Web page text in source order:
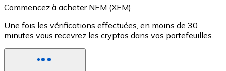
Commencez à acheter NEM (XEM)
Une fois les vérifications effectuées, en moins de 30
minutes vous recevrez les cryptos dans vos portefeuilles.